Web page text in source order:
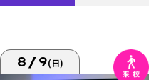
8/9(日)